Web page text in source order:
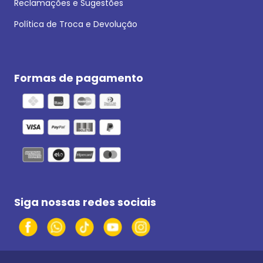
Reclamações e Sugestões
Política de Troca e Devolução
Formas de pagamento
Siga nossas redes sociais